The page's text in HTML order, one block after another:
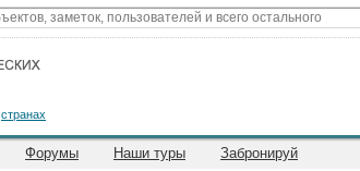
странах
Форумы Наши туры Забронируй